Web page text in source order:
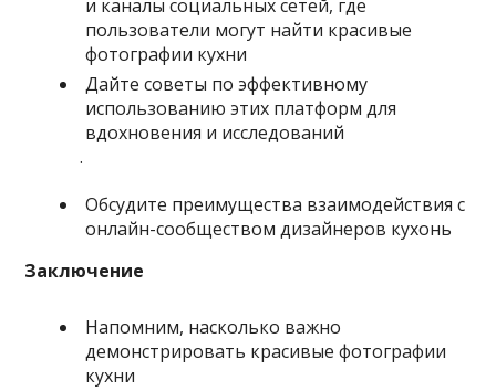
и каналы социальных сетей, где
пользователи могут найти красивые
фотографии кухни
Дайте советы по эффективному
использованию этих платформ для
вдохновения и исследований
.
Обсудите преимущества взаимодействия с
онлайн-сообществом дизайнеров кухонь
Заключение
Напомним, насколько важно
демонстрировать красивые фотографии
кухни